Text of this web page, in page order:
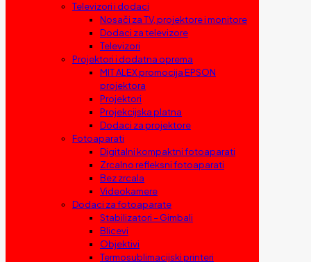
Televizori i dodaci
Nosači za TV, projektore i monitore
Dodaci za televizore
Televizori
Projektori i dodatna oprema
MIT ALEX promocija EPSON
projektora
Projektori
Projekcijska platna
Dodaci za projektore
Fotoaparati
Digitalni kompaktni fotoaparati
Zrcalno refleksni fotoaparati
Bez zrcala
Videokamere
Dodaci za fotoaparate
Stabilizatori – Gimbali
Blicevi
Objektivi
Termosublimacijski printeri